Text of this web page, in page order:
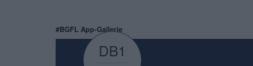
#BGFL App-Gallerie
DB1